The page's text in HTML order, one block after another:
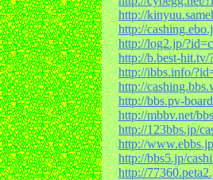
http://
http://
http://log2.jp/
http://b.best-hit.tv/
http://ibbs.info/
http://
http://bbs.pv-
http://mbbv.net/
http://123bbs.jp/
http://
http://bbs5.jp/
http://